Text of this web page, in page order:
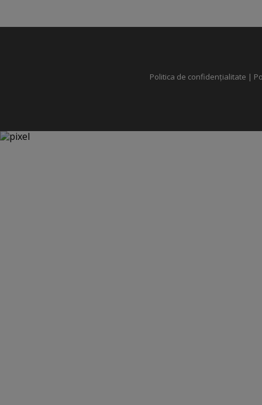
Politica de confidențialitate |